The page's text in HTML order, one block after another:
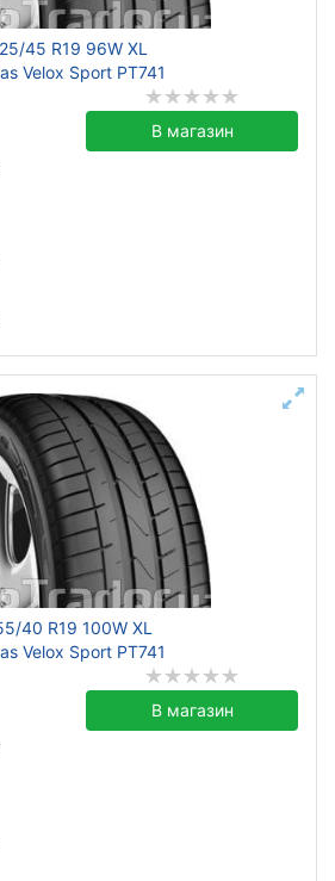
45 R19 96W XL
Velox Sport PT741
В магазин
40 R19 100W XL
Velox Sport PT741
В магазин